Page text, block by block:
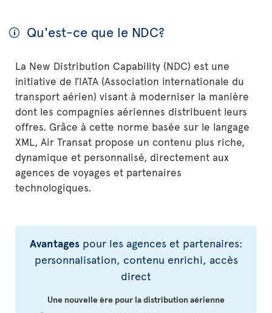
Qu'est-ce que le NDC?
La New Distribution Capability (NDC) est une
initiative de l’IATA (Association internationale du
transport aérien) visant à moderniser la manière
dont les compagnies aériennes distribuent leurs
offres. Grâce à cette norme basée sur le langage
XML, Air Transat propose un contenu plus riche,
dynamique et personnalisé, directement aux
agences de voyages et partenaires
technologiques.
Avantagespour les agences et partenaires:
personnalisation, contenu enrichi, accès
direct
Une nouvelle ère pour la distribution aérienne